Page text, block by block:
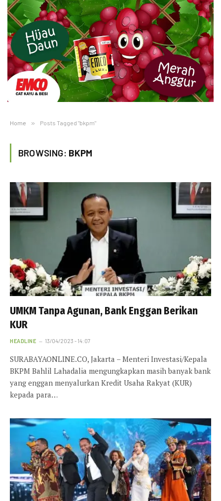
Home » Posts Tagged "bkpm"
BROWSING: BKPM
UMKM Tanpa Agunan, Bank Enggan Berikan
KUR
HEADLINE 13/04/2023 - 14:07
SURABAYAONLINE.CO, Jakarta – Menteri Investasi/Kepala
BKPM Bahlil Lahadalia mengungkapkan masih banyak bank
yang enggan menyalurkan Kredit Usaha Rakyat (KUR)
kepada para…